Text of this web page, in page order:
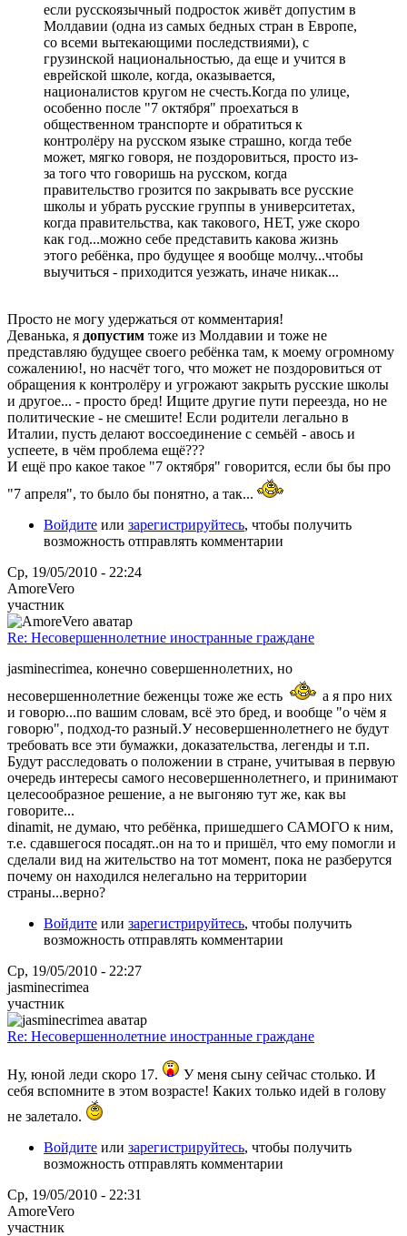
если русскоязычный подросток живёт допустим в
Молдавии (одна из самых бедных стран в Европе,
со всеми вытекающими последствиями), с
грузинской национальностью, да еще и учится в
еврейской школе, когда, оказывается,
националистов кругом не счесть.Когда по улице,
особенно после "7 октября" проехаться в
общественном транспорте и обратиться к
контролёру на русском языке страшно, когда тебе
может, мягко говоря, не поздоровиться, просто из-
за того что говоришь на русском, когда
правительство грозится по закрывать все русские
школы и убрать русские группы в университетах,
когда правительства, как такового, НЕТ, уже скоро
как год...можно себе представить какова жизнь
этого ребёнка, про будущее я вообще молчу...чтобы
выучиться - приходится уезжать, иначе никак...
Просто не могу удержаться от комментария!
Деванька, я допустим тоже из Молдавии и тоже не
представляю будущее своего ребёнка там, к моему огромному
сожалению!, но насчёт того, что может не поздоровиться от
обращения к контролёру и угрожают закрыть русские школы
и другое... - просто бред! Ищите другие пути переезда, но не
политические - не смешите! Если родители легально в
Италии, пусть делают воссоединение с семьёй - авось и
успеете, в чём проблема ещё???
И ещё про какое такое "7 октября" говорится, если бы бы про
"7 апреля", то было бы понятно, а так...
Войдите или зарегистрируйтесь, чтобы получить
возможность отправлять комментарии
Ср, 19/05/2010 - 22:24
AmoreVero
участник
Re: Несовершеннолетние иностранные граждане
jasminecrimea, конечно совершеннолетних, но
несовершеннолетние беженцы тоже же есть
а я про них
и говорю...по вашим словам, всё это бред, и вообще "о чём я
говорю", подход-то разный.У несовершеннолетнего не будут
требовать все эти бумажки, доказательства, легенды и т.п.
Будут расследовать о положении в стране, учитывая в первую
очередь интересы самого несовершеннолетнего, и принимают
целесообразное решение, а не выгоняю тут же, как вы
говорите...
dinamit, не думаю, что ребёнка, пришедшего САМОГО к ним,
т.е. сдавшегося посадят..он на то и пришёл, что ему помогли и
сделали вид на жительство на тот момент, пока не разберутся
почему он находился нелегально на территории
страны...верно?
Войдите или зарегистрируйтесь, чтобы получить
возможность отправлять комментарии
Ср, 19/05/2010 - 22:27
jasminecrimea
участник
Re: Несовершеннолетние иностранные граждане
Ну, юной леди скоро 17.
У меня сыну сейчас столько. И
себя вспомните в этом возрасте! Каких только идей в голову
не залетало.
Войдите или зарегистрируйтесь, чтобы получить
возможность отправлять комментарии
Ср, 19/05/2010 - 22:31
AmoreVero
участник